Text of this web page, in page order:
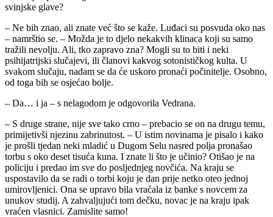
svinjske glave?
– Ne bih znao, ali znate već što se kaže. Luđaci su posvuda oko nas
– namrštio se. – Možda je to djelo nekakvih klinaca koji su samo
tražili nevolju. Ali, tko zapravo zna? Mogli su to biti i neki
psihijatrijski slučajevi, ili članovi kakvog sotonističkog kulta. U
svakom slučaju, nadam se da će uskoro pronaći počinitelje. Osobno,
od toga bih se osjećao bolje.
– Da… i ja – s nelagodom je odgovorila Vedrana.
– S druge strane, nije sve tako crno – prebacio se on na drugu temu,
primijetivši njezinu zabrinutost. – U istim novinama je pisalo i kako
je prošli tjedan neki mladić u Dugom Selu nasred polja pronašao
torbu s oko deset tisuća kuna. I znate li što je učinio? Otišao je na
policiju i predao im sve do posljednjeg novčića. Na kraju se
uspostavilo da se radi o torbi koju je dan prije netko oteo jednoj
umirovljenici. Ona se upravo bila vraćala iz banke s novcem za
unukov studij. A zahvaljujući tom dečku, novac je na kraju ipak
vraćen vlasnici. Zamislite samo!